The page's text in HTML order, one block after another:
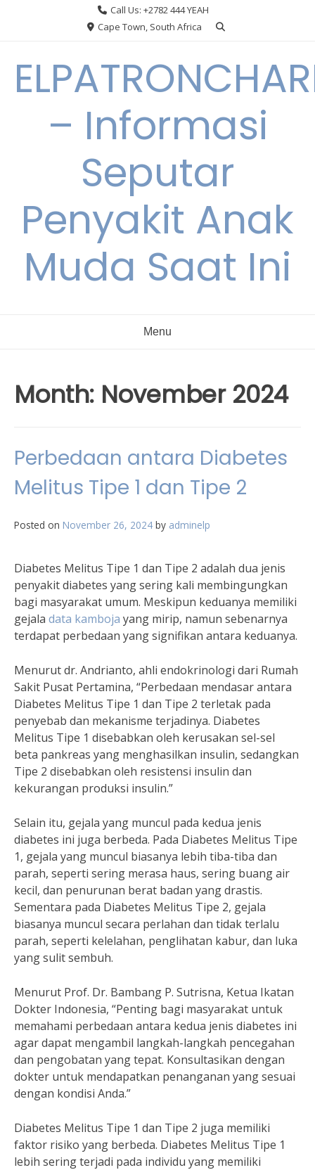
Call Us: +2782 444 YEAH
Cape Town, South Africa
– Informasi
Seputar
Penyakit Anak
Muda Saat Ini
Menu
Month: November 2024
Perbedaan antara Diabetes
Melitus Tipe 1 dan Tipe 2
Posted on November 26, 2024 by adminelp
Diabetes Melitus Tipe 1 dan Tipe 2 adalah dua jenis
penyakit diabetes yang sering kali membingungkan
bagi masyarakat umum. Meskipun keduanya memiliki
gejala data kamboja yang mirip, namun sebenarnya
terdapat perbedaan yang signifikan antara keduanya.
Menurut dr. Andrianto, ahli endokrinologi dari Rumah
Sakit Pusat Pertamina, “Perbedaan mendasar antara
Diabetes Melitus Tipe 1 dan Tipe 2 terletak pada
penyebab dan mekanisme terjadinya. Diabetes
Melitus Tipe 1 disebabkan oleh kerusakan sel-sel
beta pankreas yang menghasilkan insulin, sedangkan
Tipe 2 disebabkan oleh resistensi insulin dan
kekurangan produksi insulin.”
Selain itu, gejala yang muncul pada kedua jenis
diabetes ini juga berbeda. Pada Diabetes Melitus Tipe
1, gejala yang muncul biasanya lebih tiba-tiba dan
parah, seperti sering merasa haus, sering buang air
kecil, dan penurunan berat badan yang drastis.
Sementara pada Diabetes Melitus Tipe 2, gejala
biasanya muncul secara perlahan dan tidak terlalu
parah, seperti kelelahan, penglihatan kabur, dan luka
yang sulit sembuh.
Menurut Prof. Dr. Bambang P. Sutrisna, Ketua Ikatan
Dokter Indonesia, “Penting bagi masyarakat untuk
memahami perbedaan antara kedua jenis diabetes ini
agar dapat mengambil langkah-langkah pencegahan
dan pengobatan yang tepat. Konsultasikan dengan
dokter untuk mendapatkan penanganan yang sesuai
dengan kondisi Anda.”
Diabetes Melitus Tipe 1 dan Tipe 2 juga memiliki
faktor risiko yang berbeda. Diabetes Melitus Tipe 1
lebih sering terjadi pada individu yang memiliki